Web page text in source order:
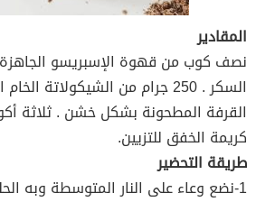
المقادير
نصف كوب من قهوة الإسبريسو
السكر . 250 جرام من الشيكولاتة
القرفة المطحونة بشكل خشن . ثلاثة
كريمة الخفق للتزيين.
طريقة التحضير
1-نضع وعاء على النار المتوسطة وبه